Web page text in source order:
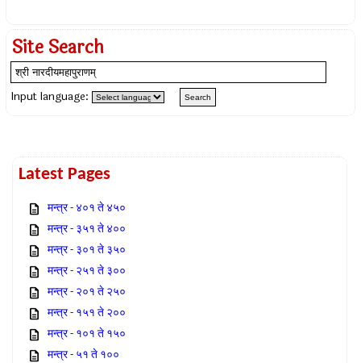
Site Search
Input language:
Latest Pages
मन्त्र - ४०१ ते ४५०
मन्त्र - ३५१ ते ४००
मन्त्र - ३०१ ते ३५०
मन्त्र - २५१ ते ३००
मन्त्र - २०१ ते २५०
मन्त्र - १५१ ते २००
मन्त्र - १०१ ते १५०
मन्त्र - ५१ ते १००